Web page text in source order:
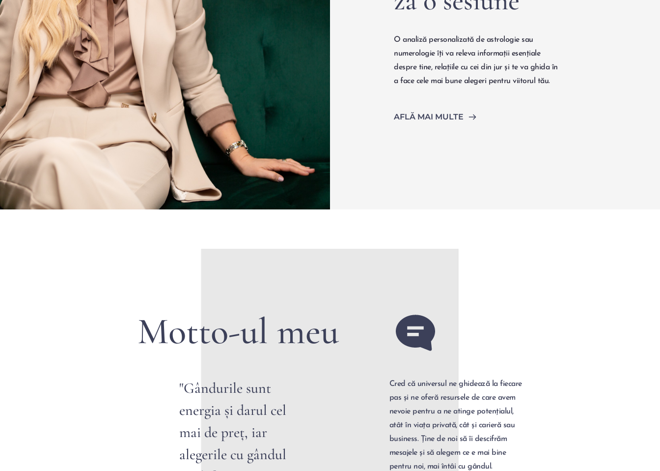
O analiză personalizată de astrologie sau
numerologie îți va releva informații esențiale
despre tine, relațiile cu cei din jur și te va ghida în
a face cele mai bune alegeri pentru viitorul tău.
AFLĂ MAI MULTE
Motto-ul meu
"Gândurile sunt
energia și darul cel
mai de preț, iar
alegerile cu gândul
Cred că universul ne ghidează la fiecare
pas și ne oferă resursele de care avem
nevoie pentru a ne atinge potențialul,
atât în viața privată, cât și carieră sau
business. Ține de noi să îi descifrăm
mesajele și să alegem ce e mai bine
pentru noi, mai întâi cu gândul.